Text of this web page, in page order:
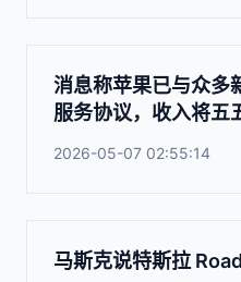
消息称苹果已与众多
服务协议，收入将五
2026-05-07 02:55:14
马斯克说特斯拉